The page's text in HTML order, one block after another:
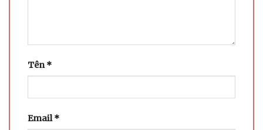
Tên*
Email*